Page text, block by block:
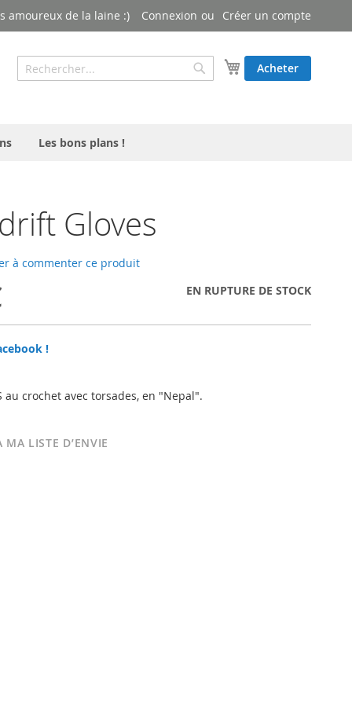
amoureux de la laine :) Connexion Créer un compte
Mon panier
Acheter
Rechercher
Rechercher
Les bons plans !
Gloves
à commenter ce produit
EN RUPTURE DE STOCK
!
au crochet avec torsades, en "Nepal".
MA LISTE D’ENVIE